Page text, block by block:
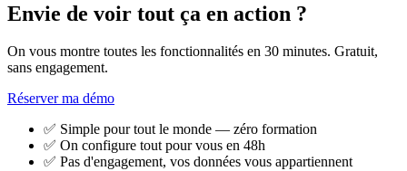
Envie de voir tout ça en action ?
On vous montre toutes les fonctionnalités en 30 minutes. Gratuit,
sans engagement.
Réserver ma démo
✅ Simple pour tout le monde — zéro formation
✅ On configure tout pour vous en 48h
✅ Pas d'engagement, vos données vous appartiennent